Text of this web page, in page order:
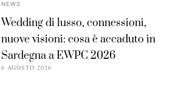
NEWS
Wedding di lusso, connessioni,
nuove visioni: cosa è accaduto in
Sardegna a EWPC 2026
6 AGOSTO 2026